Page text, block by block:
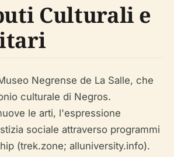
Culturali e
Negrense de La Salle, che
culturale di Negros.
le arti, l'espressione
sociale attraverso programmi
(trek.zone; alluniversity.info).